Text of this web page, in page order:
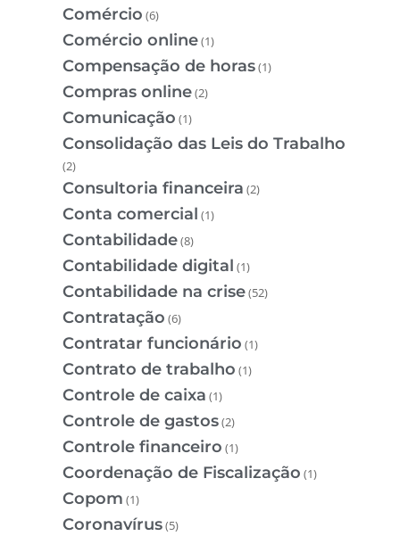
Comércio (6)
Comércio online(1)
Compensação de horas(1)
Compras online(2)
Comunicação (1)
Consolidação das Leis do Trabalho
(2)
Consultoria financeira (2)
Conta comercial (1)
Contabilidade(8)
Contabilidade digital (1)
Contabilidade na crise(52)
Contratação (6)
Contratar funcionário (1)
Contrato de trabalho (1)
Controle de caixa (1)
Controle de gastos(2)
Controle financeiro (1)
Coordenação de Fiscalização (1)
Copom (1)
Coronavírus(5)